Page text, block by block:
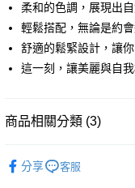
悠遊付
Google Pay
AFTEE先享後付
相關說明
AFTEE先享後付是「在收到
便利好安心！
ATM付款
柔和的色調，展現出自
輕鬆搭配，無論是約
舒適的鬆緊設計，讓
這一刻，讓美麗與自我
商品相關分類 (3)
分享 客服